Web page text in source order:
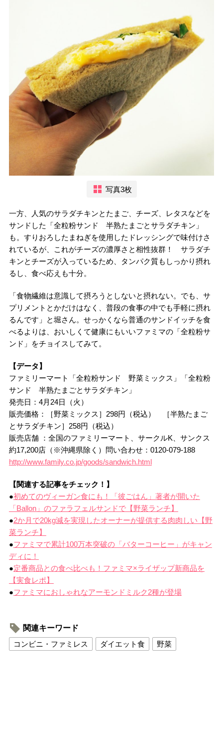
写真3枚
一方、人気のサラダチキンとたまご、チーズ、レタスなどを
サンドした「全粒粉サンド 半熟たまごとサラダチキン」
も。すりおろしたまねぎを使用したドレッシングで味付けさ
れているが、これがチーズの濃厚さと相性抜群！ サラダチ
キンとチーズが入っているため、タンパク質もしっかり摂れ
るし、食べ応えも十分。
「食物繊維は意識して摂ろうとしないと摂れない。でも、サ
プリメントとかだけはなく、普段の食事の中でも手軽に摂れ
るんです」と堀さん。せっかくなら普通のサンドイッチを食
べるよりは、おいしくて健康にもいいファミマの「全粒粉サ
ンド」をチョイスしてみて。
【データ】
ファミリーマート「全粒粉サンド 野菜ミックス」「全粒粉
サンド 半熟たまごとサラダチキン」
発売日：4月24日（火）
販売価格：［野菜ミックス］298円（税込） ［半熟たまご
とサラダチキン］258円（税込）
販売店舗 ：全国のファミリーマート、サークルK、サンクス
約17,200店（※沖縄県除く）問い合わせ：0120-079-188
http://www.family.co.jp/goods/sandwich.html
【関連する記事をチェック！】
●初めてのヴィーガン食にも！「彼ごはん」著者が開いた
「Ballon」のファラフェルサンドで【野菜ランチ】
●2か月で20kg減を実現したオーナーが提供する肉肉しい【野
菜ランチ】
●ファミマで累計100万本突破の「バターコーヒー」がキャン
ディに！
●定番商品との食べ比べも！ファミマ×ライザップ新商品を
【実食レポ】
●ファミマにおしゃれなアーモンドミルク2種が登場
関連キーワード
コンビニ・ファミレス
ダイエット食 野菜